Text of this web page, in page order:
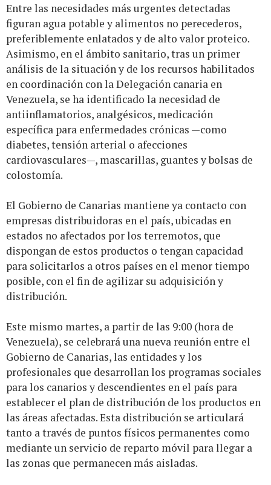
Entre las necesidades más urgentes detectadas
figuran agua potable y alimentos no perecederos,
preferiblemente enlatados y de alto valor proteico.
Asimismo, en el ámbito sanitario, tras un primer
análisis de la situación y de los recursos habilitados
en coordinación con la Delegación canaria en
Venezuela, se ha identificado la necesidad de
antiinflamatorios, analgésicos, medicación
específica para enfermedades crónicas —como
diabetes, tensión arterial o afecciones
cardiovasculares—, mascarillas, guantes y bolsas de
colostomía.
El Gobierno de Canarias mantiene ya contacto con
empresas distribuidoras en el país, ubicadas en
estados no afectados por los terremotos, que
dispongan de estos productos o tengan capacidad
para solicitarlos a otros países en el menor tiempo
posible, con el fin de agilizar su adquisición y
distribución.
Este mismo martes, a partir de las 9:00 (hora de
Venezuela), se celebrará una nueva reunión entre el
Gobierno de Canarias, las entidades y los
profesionales que desarrollan los programas sociales
para los canarios y descendientes en el país para
establecer el plan de distribución de los productos en
las áreas afectadas. Esta distribución se articulará
tanto a través de puntos físicos permanentes como
mediante un servicio de reparto móvil para llegar a
las zonas que permanecen más aisladas.